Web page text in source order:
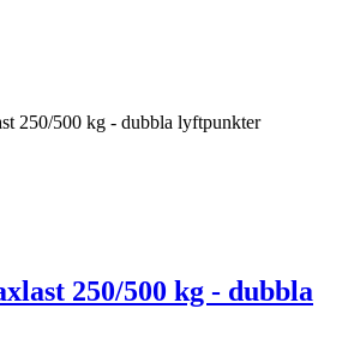
250/500 kg - dubbla lyftpunkter
250/500 kg - dubbla